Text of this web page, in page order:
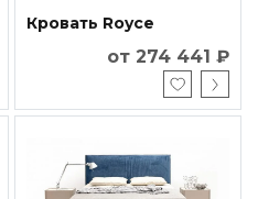
Кровать Royce
от 274 441 ₽